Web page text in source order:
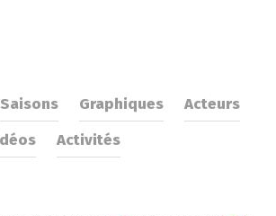
Saisons Graphiques
Acteurs
Activités